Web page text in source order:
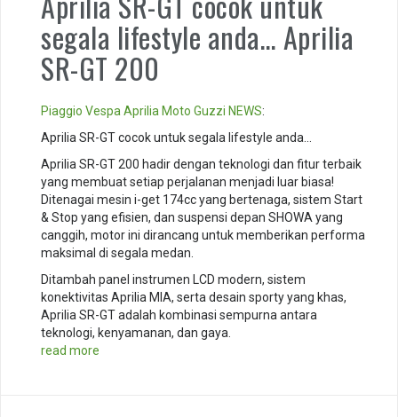
segala lifestyle anda… Aprilia
SR-GT 200
Piaggio VespaAprilia Moto Guzzi NEWS:
Aprilia SR-GT cocok untuk segala lifestyle anda…
Aprilia SR-GT 200 hadir dengan teknologi dan fitur terbaik
yang membuat setiap perjalanan menjadi luar biasa!
Ditenagai mesin i-get 174cc yang bertenaga, sistem Start
& Stop yang efisien, dan suspensi depan SHOWA yang
canggih, motor ini dirancang untuk memberikan performa
maksimal di segala medan.
Ditambah panel instrumen LCD modern, sistem
konektivitas Aprilia MIA, serta desain sporty yang khas,
Aprilia SR-GT adalah kombinasi sempurna antara
teknologi, kenyamanan, dan gaya.
read more